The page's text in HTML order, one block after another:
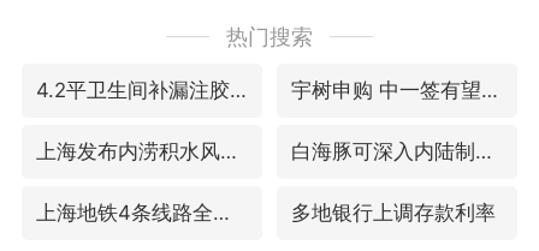
热门搜索
4.2平卫生间补漏注胶花1.55万 宇树申购 中一签有望赚20万元
上海发布内涝积水风险提示 白海豚可深入内陆制造大范围风雨
上海地铁4条线路全线停运 多地银行上调存款利率